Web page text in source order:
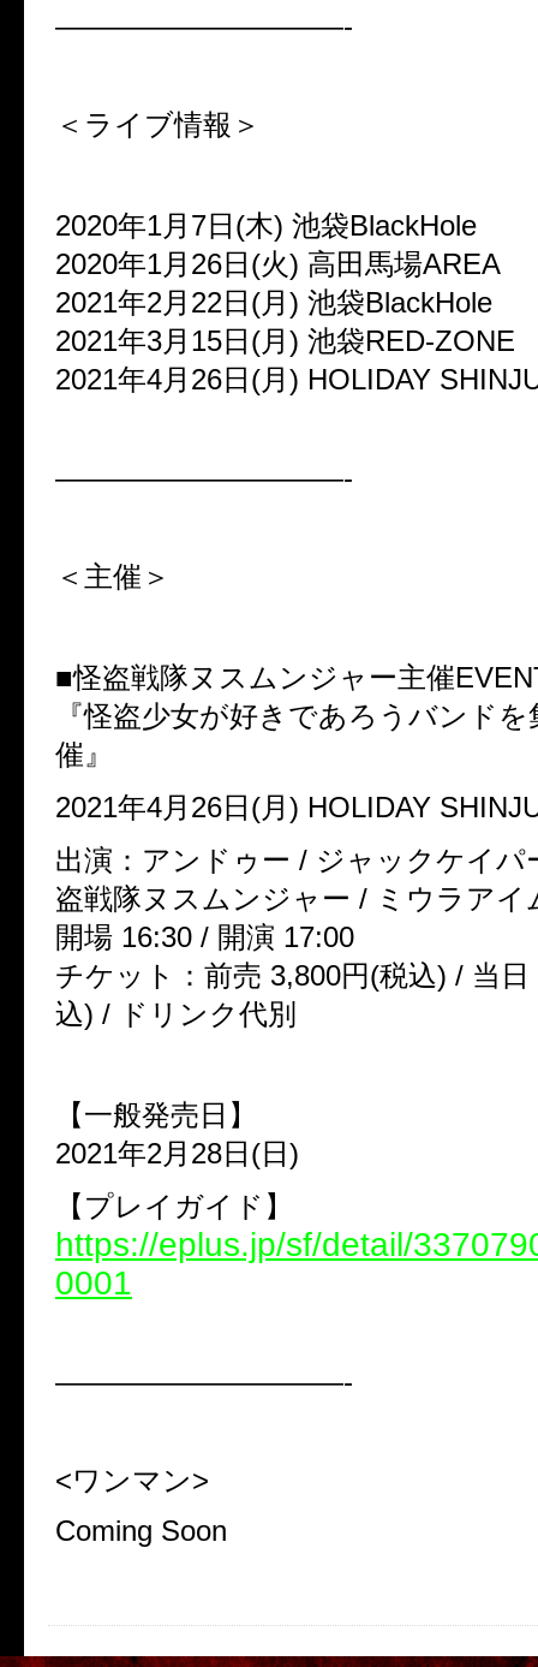
——————————-
＜ライブ情報＞
2020年1月7日(木) 池袋BlackHole
2020年1月26日(火) 高田馬場AREA
2021年2月22日(月) 池袋BlackHole
2021年3月15日(月) 池袋RED-ZONE
2021年4月26日(月) HOLIDAY
——————————-
＜主催＞
■怪盗戦隊ヌスムンジャー主催
『怪盗少女が好きであろうバンド
催』
2021年4月26日(月) HOLIDAY
出演：アンドゥー / ジャックケイパ
盗戦隊ヌスムンジャー / ミウラアイ
開場 16:30 / 開演 17:00
チケット：前売 3,800円(税込) / 当日
込) / ドリンク代別
【一般発売日】
2021年2月28日(日)
【プレイガイド】
https://eplus.jp/sf/detail/
0001
——————————-
<ワンマン>
Coming Soon